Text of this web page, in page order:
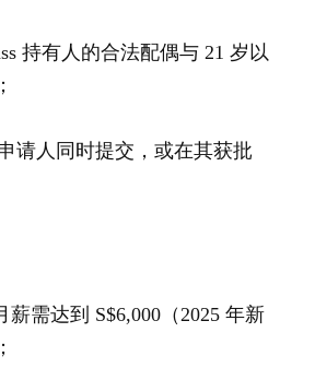
持有人的合法配偶与 21 岁以
请人同时提交，或在其获批
薪需达到 S$6,000（2025 年新